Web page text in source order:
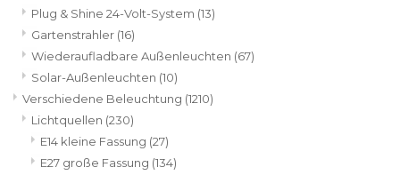
Plug & Shine 24-Volt-System (13)
Gartenstrahler (16)
Wiederaufladbare Außenleuchten (67)
Solar-Außenleuchten (10)
Verschiedene Beleuchtung (1210)
Lichtquellen (230)
E14 kleine Fassung (27)
E27 große Fassung (134)